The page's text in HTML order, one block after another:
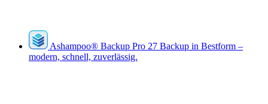
Ashampoo® Backup Pro 27 Backup in Bestform –
modern, schnell, zuverlässig.